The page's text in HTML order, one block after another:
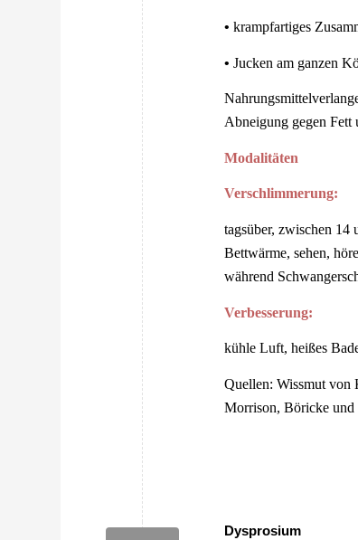
•krampfartiges
•Jucken am ganzen
Abneigung gegen Fett
Modalitäten
Verschlimmerung:
tagsüber, zwischen 14
Bettwärme, sehen,
während
Verbesserung:
kühle Luft, heißes
Quellen: Wissmut von
Morrison, Böricke und
Dysprosium